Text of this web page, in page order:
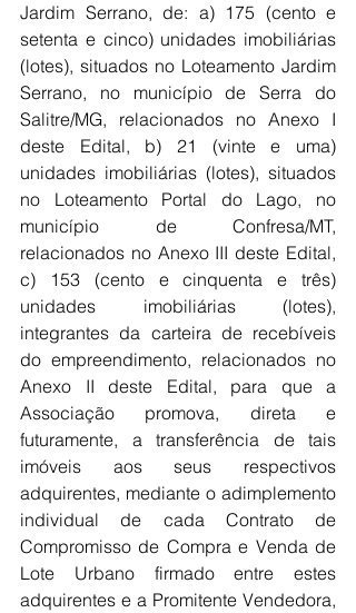
Jardim Serrano, de: a) 175 (cento e
setenta e cinco) unidades imobiliárias
(lotes), situados no Loteamento Jardim
Serrano, no município de Serra do
Salitre/MG, relacionados no Anexo I
deste Edital, b) 21 (vinte e uma)
unidades imobiliárias (lotes), situados
no Loteamento Portal do Lago, no
município de Confresa/MT,
relacionados no Anexo III deste Edital,
c) 153 (cento e cinquenta e três)
unidades imobiliárias (lotes),
integrantes da carteira de recebíveis
do empreendimento, relacionados no
Anexo II deste Edital, para que a
Associação promova, direta e
futuramente, a transferência de tais
imóveis aos seus respectivos
adquirentes, mediante o adimplemento
individual de cada Contrato de
Compromisso de Compra e Venda de
Lote Urbano firmado entre estes
adquirentes e a Promitente Vendedora,